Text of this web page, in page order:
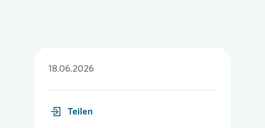
18.06.2026
Teilen